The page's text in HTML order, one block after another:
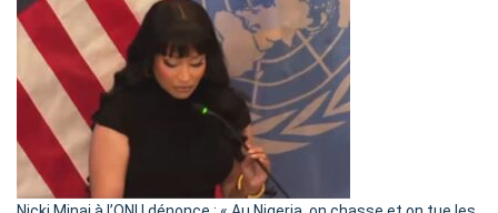
Tegnér
exulte
« Zemmour
a
tout
parle